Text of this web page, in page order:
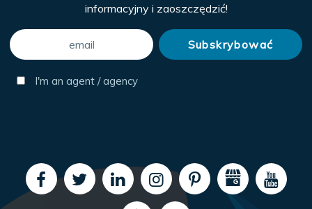
informacyjny i zaoszczędzić!
I'm an agent / agency